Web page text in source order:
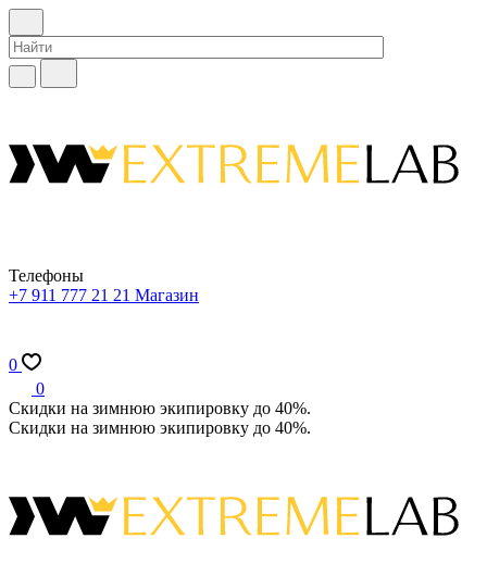
Телефоны
+7 911 777 21 21 Магазин
0
0
Скидки на зимнюю экипировку до 40%.
Скидки на зимнюю экипировку до 40%.